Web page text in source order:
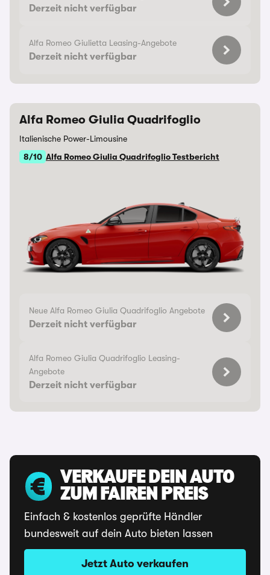
Derzeit nicht verfügbar
Alfa Romeo Giulietta Leasing-Angebote
Derzeit nicht verfügbar
Alfa Romeo Giulia Quadrifoglio
Italienische Power-Limousine
8/10 Alfa Romeo Giulia Quadrifoglio Testbericht
Neue Alfa Romeo Giulia Quadrifoglio Angebote
Derzeit nicht verfügbar
Alfa Romeo Giulia Quadrifoglio Leasing-
Angebote
Derzeit nicht verfügbar
VERKAUFE DEIN AUTO
ZUM FAIREN PREIS
Einfach & kostenlos geprüfte Händler
bundesweit auf dein Auto bieten lassen
Jetzt Auto verkaufen